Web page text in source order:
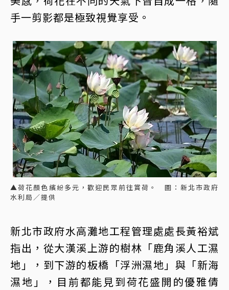
手一剪影都是極致視覺享受。
▲荷花顏色繽紛多元，歡迎民眾前往賞荷。 圖：新北市政府
水利局／提供
新北市政府水高灘地工程管理處處長黃裕斌
指出，從大漢溪上游的樹林「鹿角溪人工濕
地」，到下游的板橋「浮洲濕地」與「新海
濕地」，目前都能見到荷花盛開的優雅倩